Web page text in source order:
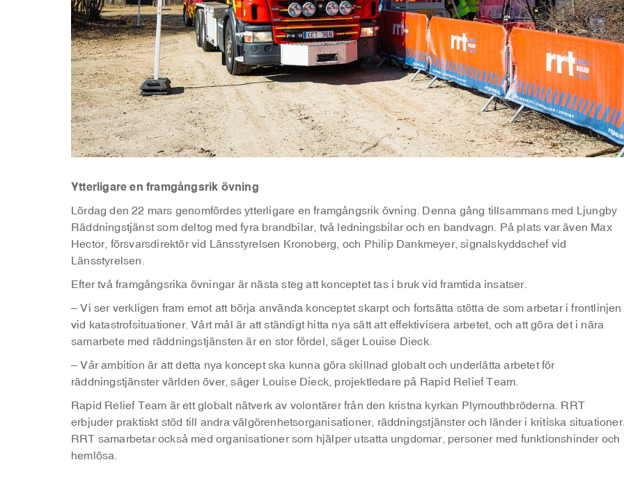
Ytterligare en framgångsrik övning
Lördag den 22 mars genomfördes ytterligare en framgångsrik övning. Denna gång tillsammans med Ljungby
Räddningstjänst som deltog med fyra brandbilar, två ledningsbilar och en bandvagn. På plats var även Max
Hector, försvarsdirektör vid Länsstyrelsen Kronoberg, och Philip Dankmeyer, signalskyddschef vid
Länsstyrelsen.
Efter två framgångsrika övningar är nästa steg att konceptet tas i bruk vid framtida insatser.
– Vi ser verkligen fram emot att börja använda konceptet skarpt och fortsätta stötta de som arbetar i frontlinjen
vid katastrofsituationer. Vårt mål är att ständigt hitta nya sätt att effektivisera arbetet, och att göra det i nära
samarbete med räddningstjänsten är en stor fördel, säger Louise Dieck.
– Vår ambition är att detta nya koncept ska kunna göra skillnad globalt och underlätta arbetet för
räddningstjänster världen över, säger Louise Dieck, projektledare på Rapid Relief Team.
Rapid Relief Team är ett globalt nätverk av volontärer från den kristna kyrkan Plymouthbröderna. RRT
erbjuder praktiskt stöd till andra välgörenhetsorganisationer, räddningstjänster och länder i kritiska
RRT samarbetar också med organisationer som hjälper utsatta ungdomar, personer med funktionshinder och
hemlösa.